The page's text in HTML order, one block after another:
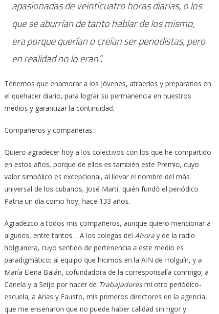
apasionadas de veinticuatro horas diarias, o los
que se aburrían de tanto hablar de los mismo,
era porque querían o creían ser periodistas, pero
en realidad no lo eran”.
Tenemos que enamorar a los jóvenes, atraerlos y prepararlos en
el quehacer diario, para lograr su permanencia en nuestros
medios y garantizar la continuidad.
Compañeros y compañeras:
Quiero agradecer hoy a los colectivos con los que he compartido
en estos años, porque de ellos es también este Premio, cuyo
valor simbólico es excepcional, al llevar el nombre del más
universal de los cubanos, José Martí, quién fundó el periódico
Patria un día como hoy, hace 133 años.
Agradezco a todos mis compañeros, aunque quiero mencionar a
algunos, entre tantos… A los colegas del Ahoray de la radio
holguinera, cuyo sentido de pertenencia a este medio es
paradigmático; al equipo que hicimos en la AIN de Holguín, y a
María Elena Balán, cofundadora de la corresponsalía conmigo; a
Canela y a Seijo por hacer de Trabajadoresmi otro periódico-
escuela; a Arias y Fausto, mis primeros directores en la agencia,
que me enseñaron que no puede haber calidad sin rigor y